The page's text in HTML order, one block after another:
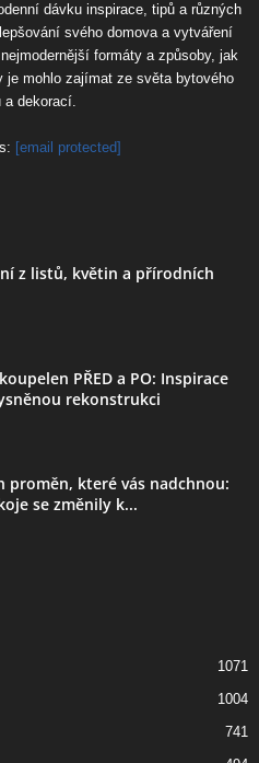
dávku inspirace, tipů a různých
svého domova a vytváření
formáty a způsoby, jak
mohlo zajímat ze světa bytového
a dekorací.
[email protected]
z listů, květin a přírodních
PŘED a PO: Inspirace
rekonstrukci
proměn, které vás nadchnou:
se změnily k...
1071
1004
741